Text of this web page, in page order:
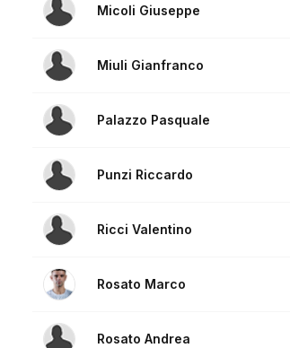
Micoli Giuseppe
Miuli Gianfranco
Palazzo Pasquale
Punzi Riccardo
Ricci Valentino
Rosato Marco
Rosato Andrea